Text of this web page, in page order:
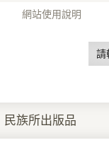
網站使用說明
民族所出版品